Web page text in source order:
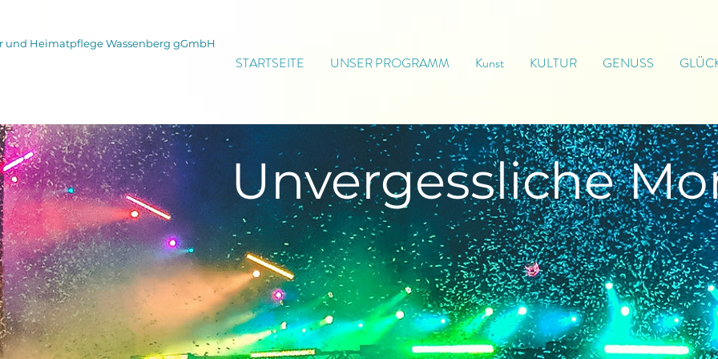
und Heimatpflege Wassenberg gGmbH
STARTSEITE UNSER PROGRAMM Kunst KULTUR GENUSS
Unvergessliche